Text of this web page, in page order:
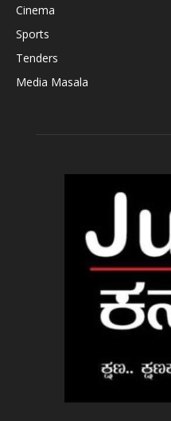
Cinema
Sports
Tenders
Media Masala